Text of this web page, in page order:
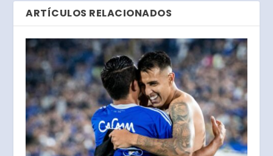
ARTÍCULOS RELACIONADOS